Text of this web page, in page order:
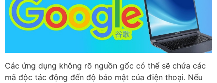
Các ứng dụng không rõ nguồn gốc có thể sẽ chứa các
mã độc tác động đến độ bảo mật của điện thoại. Nếu